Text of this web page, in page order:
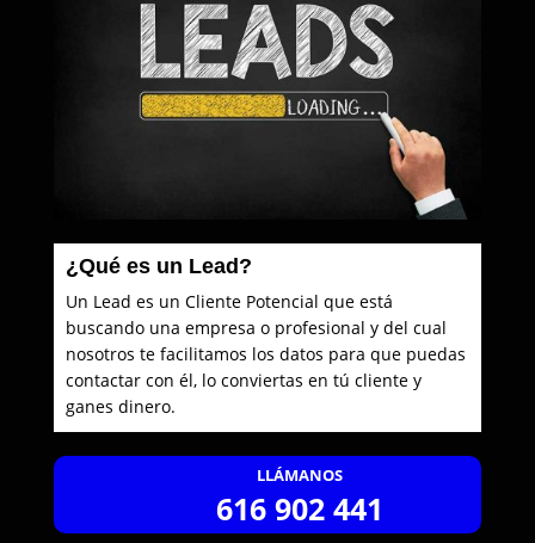
¿Qué es un Lead?
Un Lead es un Cliente Potencial que está
buscando una empresa o profesional y del cual
nosotros te facilitamos los datos para que puedas
contactar con él, lo conviertas en tú cliente y
ganes dinero.
LLÁMANOS
616 902 441